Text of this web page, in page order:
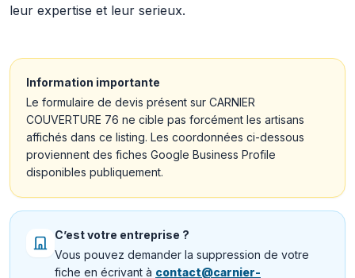
leur expertise et leur serieux.
Information importante
Le formulaire de devis présent sur CARNIER
COUVERTURE 76 ne cible pas forcément les artisans
affichés dans ce listing. Les coordonnées ci-dessous
proviennent des fiches Google Business Profile
disponibles publiquement.
C’est votre entreprise ?
Vous pouvez demander la suppression de votre
fiche en écrivant à contact@carnier-